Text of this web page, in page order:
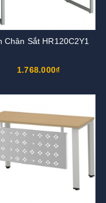
Chân Sắt HR120C2Y1
1.768.000₫